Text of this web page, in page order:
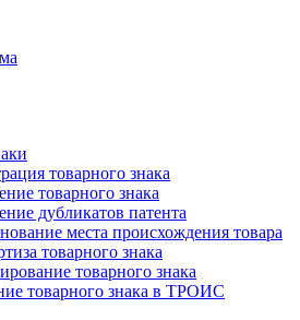
товарного знака
товарного знака
дубликатов патента
места происхождения товара
товарного знака
товарного знака
товарного знака в ТРОИС